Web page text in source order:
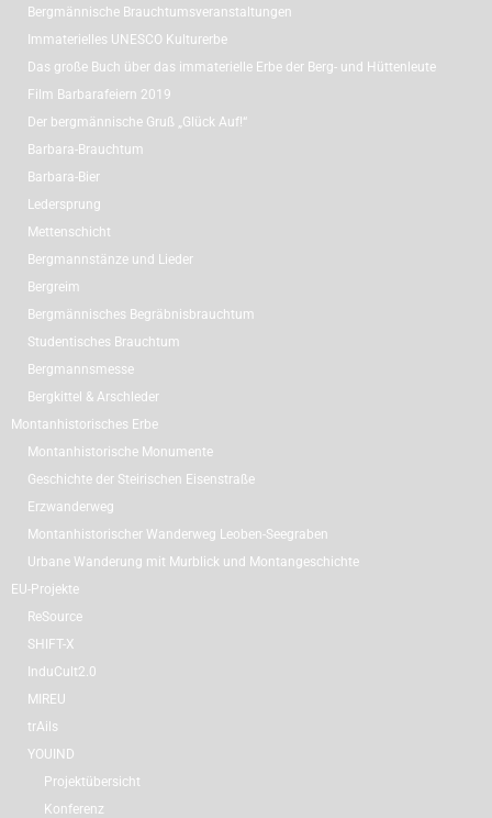
Bergmännische Brauchtumsveranstaltungen
Immaterielles UNESCO Kulturerbe
Das große Buch über das immaterielle Erbe der Berg- und Hüttenleute
Film Barbarafeiern 2019
Der bergmännische Gruß „Glück Auf!“
Barbara-Brauchtum
Barbara-Bier
Ledersprung
Mettenschicht
Bergmannstänze und Lieder
Bergreim
Bergmännisches Begräbnisbrauchtum
Studentisches Brauchtum
Bergmannsmesse
Bergkittel & Arschleder
Montanhistorisches Erbe
Montanhistorische Monumente
Geschichte der Steirischen Eisenstraße
Erzwanderweg
Montanhistorischer Wanderweg Leoben-Seegraben
Urbane Wanderung mit Murblick und Montangeschichte
EU-Projekte
ReSource
SHIFT-X
InduCult2.0
MIREU
trAils
YOUIND
Projektübersicht
Konferenz